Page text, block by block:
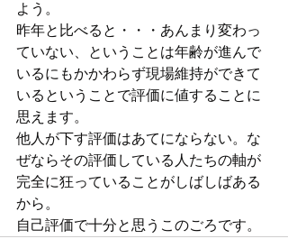
よう。
昨年と比べると・・・あんまり変わっ
ていない、ということは年齢が進んで
いるにもかかわらず現場維持ができて
いるということで評価に値することに
思えます。
他人が下す評価はあてにならない。な
ぜならその評価している人たちの軸が
完全に狂っていることがしばしばある
から。
自己評価で十分と思うこのごろです。